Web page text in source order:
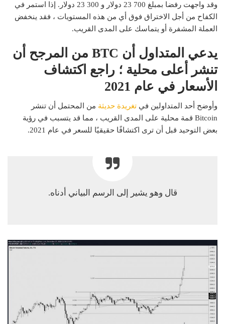
وقد واجهت رفضا بمبلغ 700 23 دولار و 300 23 دولار. إذا استمر في
الكفاح من أجل الاختراق فوق أي من هذه المستويات ، فقد ينخفض ​​
العملة المشفرة أو يتماسك على المدى القريب.
يدعي المتداول أن BTC من المرجح أن
تنشر أعلى محلية ؛ راجع اكتشاف
الأسعار في عام 2021
وأوضح أحد المتداولين في تغريدة حديثة من المحتمل أن تنشر
Bitcoin قمة محلية على المدى القريب ، مما قد يتسبب في رؤية
بعض التوحيد قبل أن ترى اكتشافًا حقيقيًا للسعر في عام 2021.
قال وهو يشير إلى الرسم البياني أدناه.